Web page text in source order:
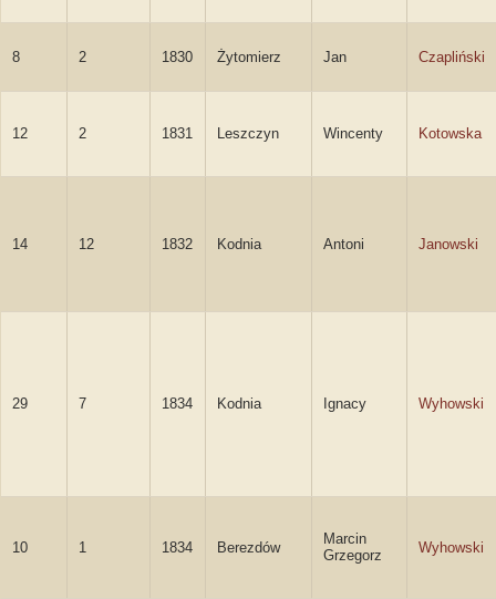
8 2 1830 Żytomierz Jan Czapliński
12 2 1831 Leszczyn Wincenty Kotowska
14 12 1832 Kodnia Antoni Janowski
29 7 1834 Kodnia Ignacy Wyhowski
10 1 1834 Berezdów
Marcin
Grzegorz
Wyhowski